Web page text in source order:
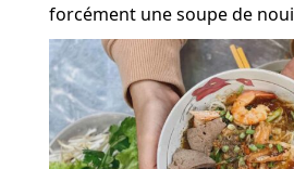
forcément une soupe de